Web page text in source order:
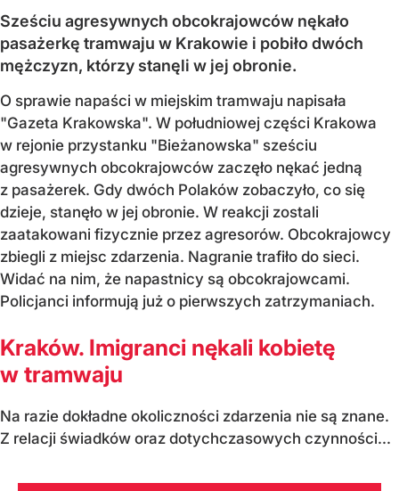
Sześciu agresywnych obcokrajowców nękało
pasażerkę tramwaju w Krakowie i pobiło dwóch
mężczyzn, którzy stanęli w jej obronie.
O sprawie napaści w miejskim tramwaju napisała
"Gazeta Krakowska". W południowej części Krakowa
w rejonie przystanku "Bieżanowska" sześciu
agresywnych obcokrajowców zaczęło nękać jedną
z pasażerek. Gdy dwóch Polaków zobaczyło, co się
dzieje, stanęło w jej obronie. W reakcji zostali
zaatakowani fizycznie przez agresorów. Obcokrajowcy
zbiegli z miejsc zdarzenia. Nagranie trafiło do sieci.
Widać na nim, że napastnicy są obcokrajowcami.
Policjanci informują już o pierwszych zatrzymaniach.
Kraków. Imigranci nękali kobietę
w tramwaju
Na razie dokładne okoliczności zdarzenia nie są znane.
Z relacji świadków oraz dotychczasowych czynności...